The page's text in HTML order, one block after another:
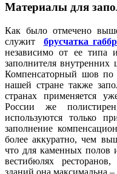
Материалы для
Как было отмечено
служит
брусчатка
независимо от ее типа
заполнителя
Компенсаторный шов по
нашей стране также
странах применяется
России же
используются только
заполнение
более аккуратно, чем
что для каменных полов
вестибюлях
зданий она максимальна